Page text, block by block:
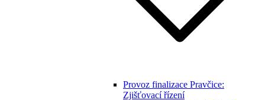
Provoz finalizace Pravčice:
Zjišťovací řízení